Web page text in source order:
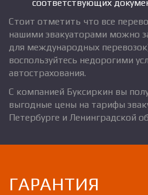
соответствующих
Стоит отметить что все
нашими эвакуаторами можно
для международных
воспользуйтесь недорогими
автострахования.
С компанией Буксиркин вы
выгодные цены на тарифы
Петербурге и Ленинградской
ГАРАНТИЯ